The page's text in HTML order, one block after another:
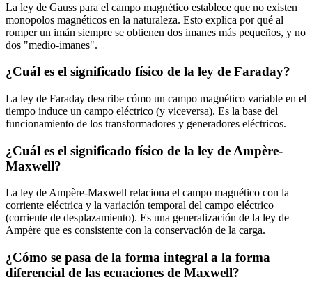
La ley de Gauss para el campo magnético establece que no existen
monopolos magnéticos en la naturaleza. Esto explica por qué al
romper un imán siempre se obtienen dos imanes más pequeños, y no
dos "medio-imanes".
¿Cuál es el significado físico de la ley de Faraday?
La ley de Faraday describe cómo un campo magnético variable en el
tiempo induce un campo eléctrico (y viceversa). Es la base del
funcionamiento de los transformadores y generadores eléctricos.
¿Cuál es el significado físico de la ley de Ampère-
Maxwell?
La ley de Ampère-Maxwell relaciona el campo magnético con la
corriente eléctrica y la variación temporal del campo eléctrico
(corriente de desplazamiento). Es una generalización de la ley de
Ampère que es consistente con la conservación de la carga.
¿Cómo se pasa de la forma integral a la forma
diferencial de las ecuaciones de Maxwell?